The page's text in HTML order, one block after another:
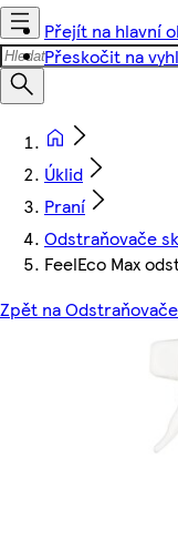
Přejít na hlavní
Přeskočit na
Úklid
Praní
Odstraňovače
FeelEco Max
Zpět na